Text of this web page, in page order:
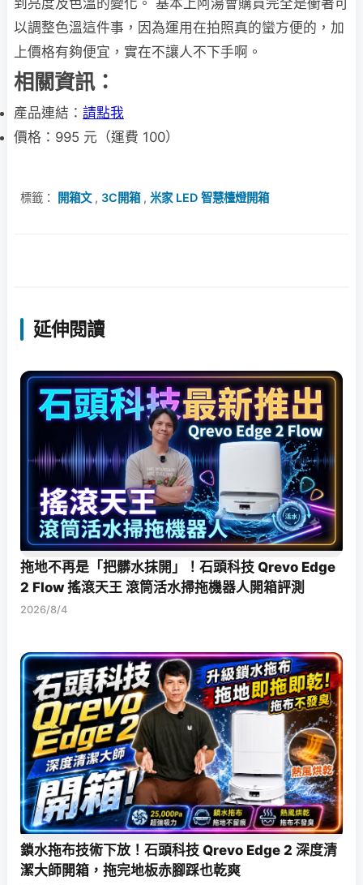
以調整色溫這件事，因為運用在拍照真的蠻方便的，加
上價格有夠便宜，實在不讓人不下手啊。
相關資訊：
產品連結： 請點我
價格：995 元（運費 100）
標籤： 開箱文, 3C開箱, 米家 LED 智慧檯燈開箱
延伸閱讀
拖地不再是「把髒水抹開」！石頭科技 Qrevo Edge
2 Flow 搖滾天王 滾筒活水掃拖機器人開箱評測
2026/8/4
鎖水拖布技術下放！石頭科技 Qrevo Edge 2 深度清
潔大師開箱，拖完地板赤腳踩也乾爽